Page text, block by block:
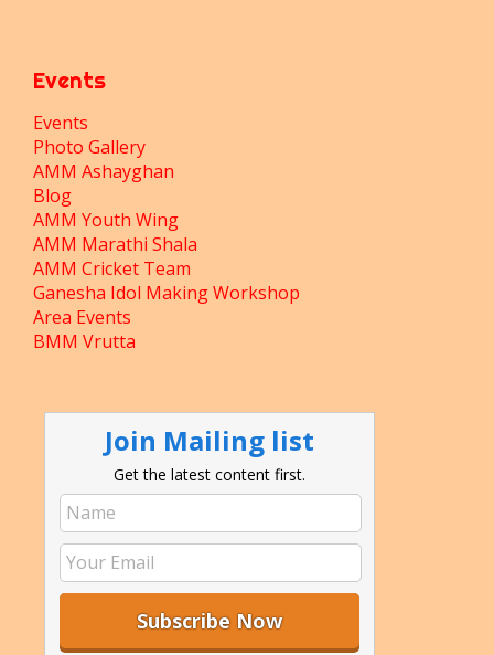
Events
Events
Photo Gallery
AMM Ashayghan
Blog
AMM Youth Wing
AMM Marathi Shala
AMM Cricket Team
Ganesha Idol Making Workshop
Area Events
BMM Vrutta
Join Mailing list
Get the latest content first.